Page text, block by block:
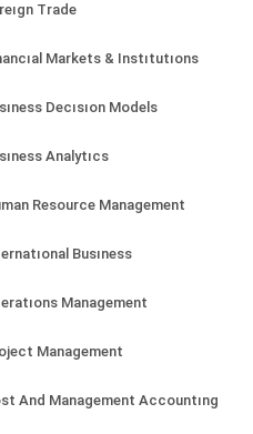
Trade
Markets & Instıtutıons
Decısıon Models
Analytıcs
Resource Management
Busıness
Management
Management
And Management Accountıng